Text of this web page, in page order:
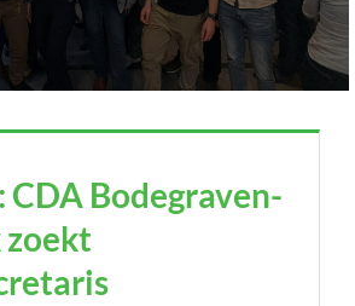
Reeuwijk — Bodegraven-
CDA Bodegraven-
zoekt